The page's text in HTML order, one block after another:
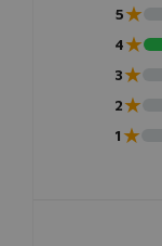
5★
4★
3★
2★
1★